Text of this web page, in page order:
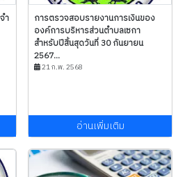
ำ
การตรวจสอบรายงานการเงินของ
องค์การบริหารส่วนตำบลเซกา
สำหรับปีสิ้นสุดวันที่ 30 กันยายน
2567...
21 ก.พ. 2568
อ่านเพิ่มเติม